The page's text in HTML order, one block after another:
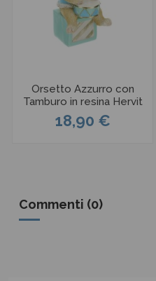
Orsetto Azzurro con
Tamburo in resina Hervit
18,90 €
Commenti (0)